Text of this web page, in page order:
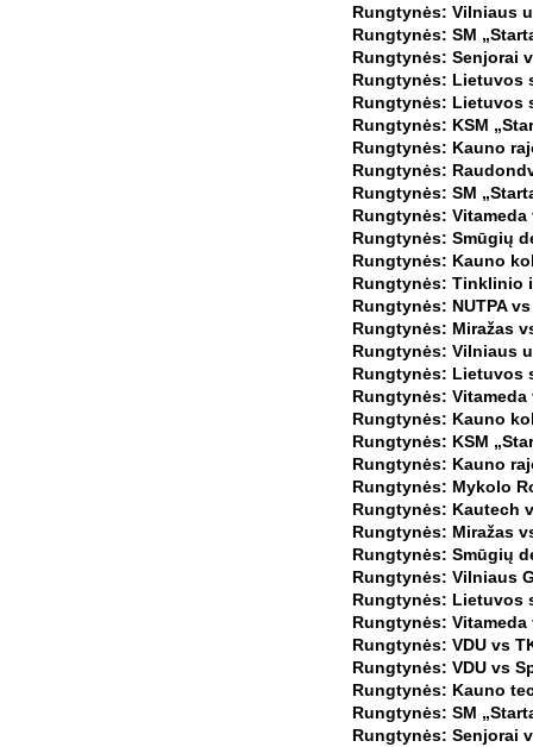
Rungtynės: Vilniaus
Rungtynės: SM
Rungtynės: Senjorai
Rungtynės: Lietuvos
Rungtynės: Lietuvos
Rungtynės: KSM
Rungtynės: Kauno
Rungtynės:
Rungtynės: SM
Rungtynės: Vitameda
Rungtynės: Smūgių
Rungtynės: Kauno
Rungtynės: Tinklinio
Rungtynės: NUTPA
Rungtynės: Miražas
Rungtynės: Vilniaus
Rungtynės: Lietuvos
Rungtynės: Vitameda
Rungtynės: Kauno
Rungtynės: KSM
Rungtynės: Kauno
Rungtynės: Mykolo
Rungtynės: Kautech
Rungtynės: Miražas
Rungtynės: Smūgių
Rungtynės: Vilniaus
Rungtynės: Lietuvos
Rungtynės: Vitameda
Rungtynės: VDU vs
Rungtynės: VDU vs
Rungtynės: Kauno
Rungtynės: SM
Rungtynės: Senjorai